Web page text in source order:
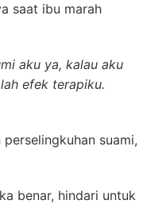
saat ibu marah
aku ya, kalau aku
efek terapiku.
suami,
benar, hindari untuk